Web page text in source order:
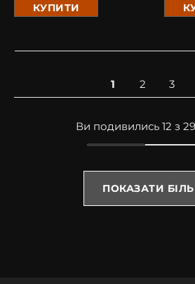
КУПИТИ
1 2 3
Ви подивились 12 з
ПОКАЗАТИ